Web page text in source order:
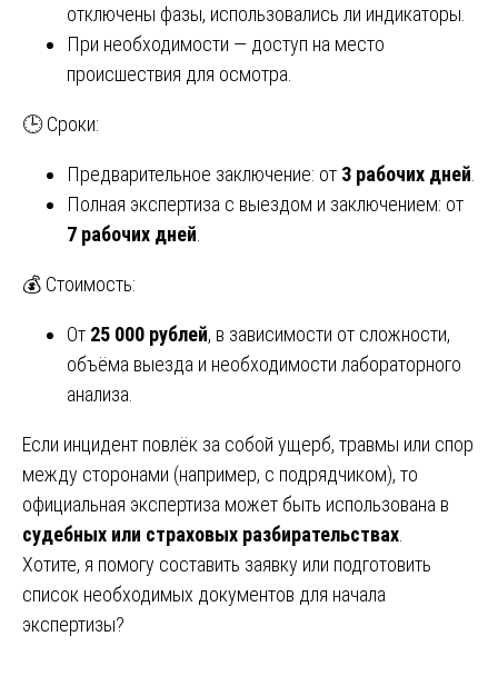
отключены фазы, использовались ли индикаторы.
При необходимости — доступ на место
происшествия для осмотра.
🕒 Сроки:
Предварительное заключение: от 3 рабочих дней
Полная экспертиза с выездом и заключением: от
7 рабочих дней
💰 Стоимость:
От 25 000 рублей, в зависимости от сложности,
объёма выезда и необходимости лабораторного
анализа.
Если инцидент повлёк за собой ущерб, травмы или спор
между сторонами (например, с подрядчиком), то
официальная экспертиза может быть использована в
судебных или страховых разбирательствах
Хотите, я помогу составить заявку или подготовить
список необходимых документов для начала
экспертизы?